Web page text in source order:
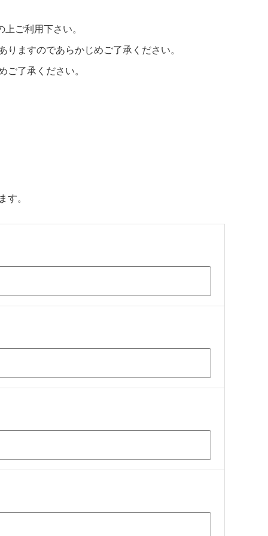
ご利用下さい。
ますのであらかじめご了承ください。
ご了承ください。
す。